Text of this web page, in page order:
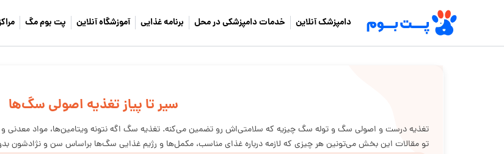
دامپزشک آنلاین خدمات دامپزشکی در محل برنامه غذایی آموزشگاه آنلاین پت بوم مگ
سیر تا پیاز تغذیه اصولی سگ‌ها
تغذیه درست و اصولی سگ و توله سگ چیزیه که سلامتی‌اش رو تضمین می‌کنه. تغذیه سگ اگه نتونه ویتامین‌ها، مواد معدنی و
تو مقالات این بخش می‌تونین هر چیزی که لازمه درباره غذای مناسب، مکمل‌ها و رژیم غذایی سگ‌ها براساس سن و نژادشون